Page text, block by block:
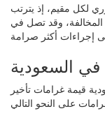
لكل مقيم، إذ يترتب
المخالفة، وقد تصل في
في السعودية
قيمة غرامات تأخير